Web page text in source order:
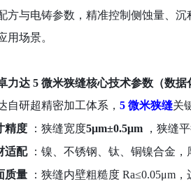
方与电铸参数，精准控制侧蚀量、
用场景。
力达 5 微米狭缝核心技术参数（数据
自研超精密加工体系， 5 微米狭缝关
精度 ：狭缝宽度5μm±0.5μm ，狭缝
适配 ：镍、不锈钢、钛、铜镍合金，
质量 ：狭缝内壁粗糙度 Ra≤0.05μm